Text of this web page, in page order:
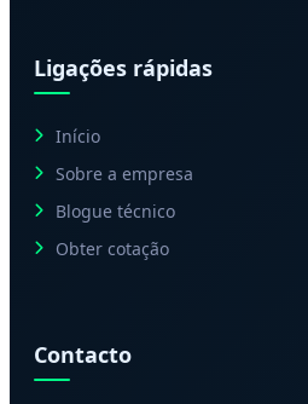
Ligações rápidas
Início
Sobre a empresa
Blogue técnico
Obter cotação
Contacto